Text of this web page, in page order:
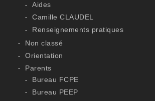
Aides
Camille CLAUDEL
Renseignements pratiques
Non classé
Orientation
Parents
Bureau FCPE
Bureau PEEP